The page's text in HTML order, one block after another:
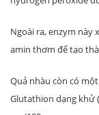
Ngoài ra, enzym này
amin thơm để tạo
Quả nhàu còn có
Glutathion dạng khử